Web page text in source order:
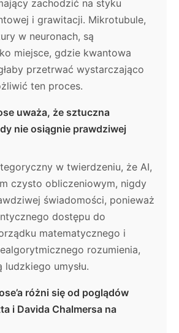
zachodzić na styku
i grawitacji. Mikrotubule,
w neuronach, są
miejsce, gdzie kwantowa
przetrwać wystarczająco
ten proces.
uważa, że sztuczna
nie osiągnie prawdziwej
w twierdzeniu, że AI,
czysto obliczeniowym, nigdy
świadomości, ponieważ
dostępu do
matematycznego i
rozumienia,
umysłu.
różni się od poglądów
i Davida Chalmersa na